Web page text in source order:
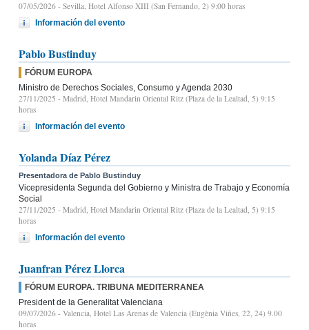
07/05/2026 - Sevilla, Hotel Alfonso XIII (San Fernando, 2) 9:00 horas
Información del evento
Pablo Bustinduy
FÓRUM EUROPA
Ministro de Derechos Sociales, Consumo y Agenda 2030
27/11/2025 - Madrid, Hotel Mandarin Oriental Ritz (Plaza de la Lealtad, 5) 9:15
horas
Información del evento
Yolanda Díaz Pérez
Presentadora de Pablo Bustinduy
Vicepresidenta Segunda del Gobierno y Ministra de Trabajo y Economía
Social
27/11/2025 - Madrid, Hotel Mandarin Oriental Ritz (Plaza de la Lealtad, 5) 9:15
horas
Información del evento
Juanfran Pérez Llorca
FÓRUM EUROPA. TRIBUNA MEDITERRANEA
President de la Generalitat Valenciana
09/07/2026 - Valencia, Hotel Las Arenas de Valencia (Eugènia Viñes, 22, 24) 9.00
horas